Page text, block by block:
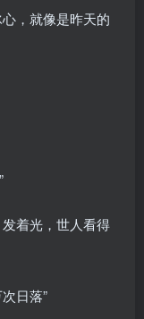
，就像是昨天的
着光，世人看得
日落”